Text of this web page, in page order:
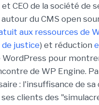
CEO de la société de
du CMS open
aux ressources de
de justice) et réduction
pour
de WP Engine.
: l'insuffisance de
clients des